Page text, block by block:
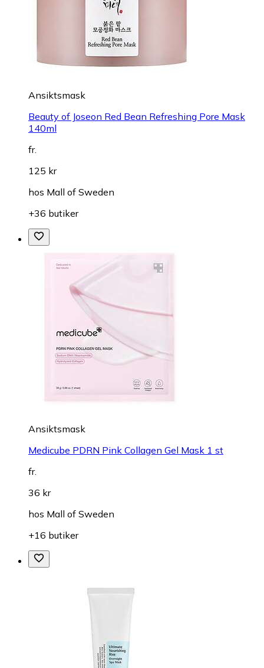
Ansiktsmask
Beauty of Joseon Red Bean Refreshing Pore Mask
140ml
fr.
125 kr
hos Mall of Sweden
+36 butiker
Ansiktsmask
Medicube PDRN Pink Collagen Gel Mask 1 st
fr.
36 kr
hos Mall of Sweden
+16 butiker